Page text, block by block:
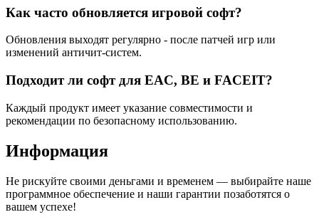
Как часто обновляется игровой софт?
Обновления выходят регулярно - после патчей игр или
изменений античит-систем.
Подходит ли софт для EAC, BE и FACEIT?
Каждый продукт имеет указание совместимости и
рекомендации по безопасному использованию.
Информация
Не рискуйте своими деньгами и временем — выбирайте наше
программное обеспечение и наши гарантии позаботятся о
вашем успехе!